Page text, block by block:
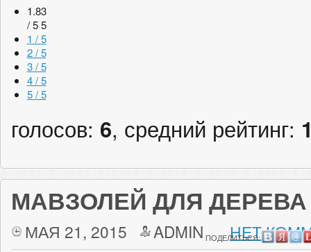
1.83
/ 5 5
1 / 5
2 / 5
3 / 5
4 / 5
5 / 5
голосов: 6, средний рейтинг:
МАВЗОЛЕЙ ДЛЯ ДЕРЕВА
МАЯ 21, 2015 ADMIN НЕТ
ПОДЕЛИТЬСЯ: